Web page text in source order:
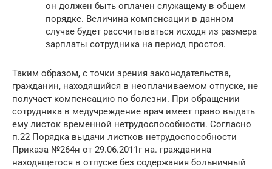
он должен быть оплачен служащему в общем
порядке. Величина компенсации в данном
случае будет рассчитываться исходя из размера
зарплаты сотрудника на период простоя.
Таким образом, с точки зрения законодательства,
гражданин, находящийся в неоплачиваемом отпуске, не
получает компенсацию по болезни. При обращении
сотрудника в медучреждение врач имеет право выдать
ему листок временной нетрудоспособности. Согласно
п.22 Порядка выдачи листков нетрудоспособности
Приказа №264н от 29.06.2011г на. гражданина
находящегося в отпуске без содержания больничный